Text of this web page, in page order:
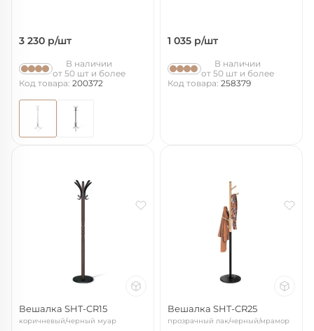
3 230 р/шт
В наличии
от 50 шт и более
Код товара: 200372
1 035 р/шт
В наличии
от 50 шт и более
Код товара: 258379
Вешалка SHT-CR15
коричневый/черный муар
Вешалка SHT-CR25
прозрачный лак/черный/мрамор